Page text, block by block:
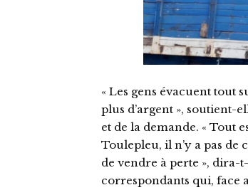
« Les gens évacuent tout
plus d’argent », soutient-
et de la demande. « Tout
Toulepleu, il n’y a pas de
de vendre à perte », dira-
correspondants qui, face